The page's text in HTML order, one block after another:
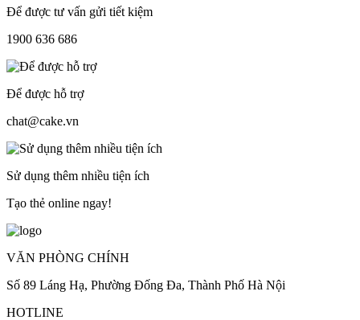
Để được tư vấn gửi tiết kiệm
1900 636 686
Để được hỗ trợ
chat@cake.vn
Sử dụng thêm nhiều tiện ích
Tạo thẻ online ngay!
VĂN PHÒNG CHÍNH
Số 89 Láng Hạ, Phường Đống Đa, Thành Phố Hà Nội
HOTLINE